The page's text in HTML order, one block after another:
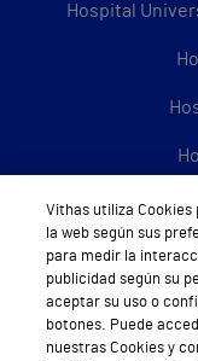
Hospital
Hospital
Vithas utiliza
la web según sus
para medir la
publicidad según su
aceptar su uso o
botones. Puede
nuestras Cookies y